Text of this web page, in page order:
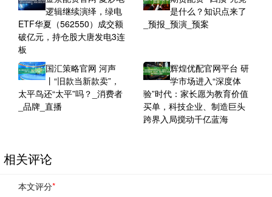
逻辑继续演绎，绿电
ETF华夏（562550）成交额
破亿元，持仓股大唐发电3连
板
是什么？知识点来了
_预报_预演_预案
国汇策略官网 河声
丨“旧款当新款卖”，
太平鸟还“太平”吗？_消费者
_品牌_直播
辉煌优配官网平台 研
学市场进入“深度体
验”时代：家长愿为教育价值
买单，科技企业、制造巨头
跨界入局搅动千亿蓝海
相关评论
本文评分*